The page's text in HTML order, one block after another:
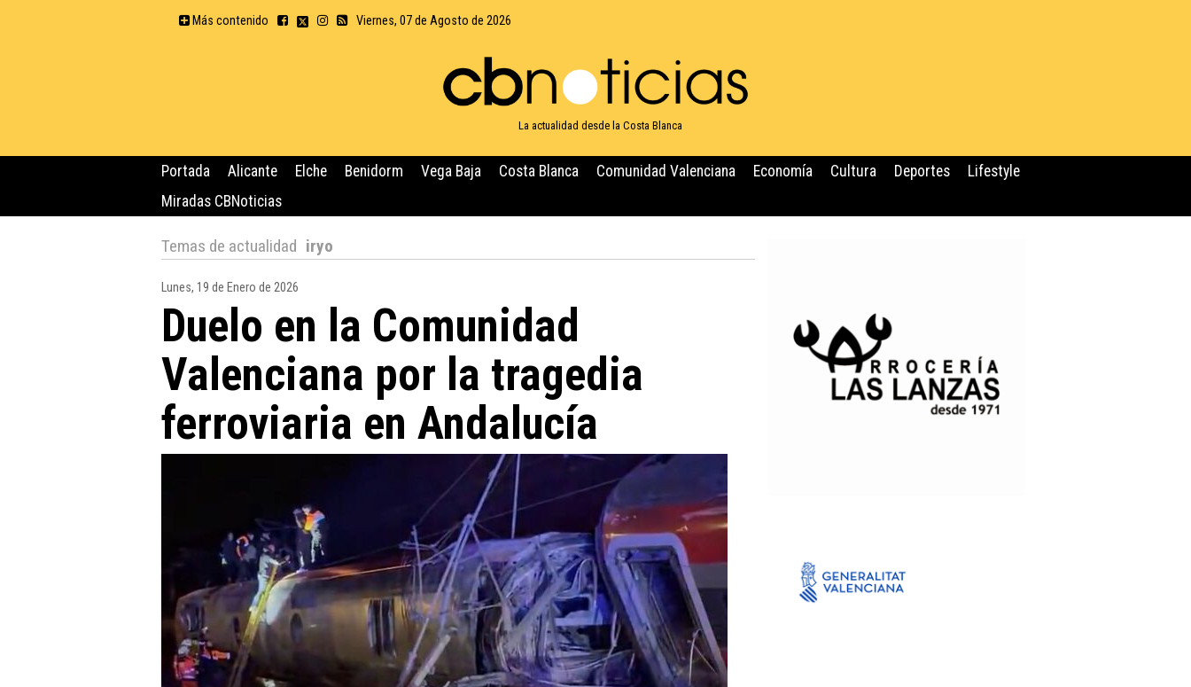
Más contenido Viernes, 07 de Agosto de 2026
La actualidad desde la Costa Blanca
Portada Alicante Elche Benidorm Vega Baja Costa Blanca Comunidad Valenciana Economía Cultura Deportes
Lifestyle
Miradas CBNoticias
Temas de actualidad iryo
Lunes, 19 de Enero de 2026
Duelo en la Comunidad
Valenciana por la tragedia
ferroviaria en Andalucía